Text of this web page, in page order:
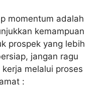
momentum adalah
kemampuan
prospek yang lebih
jangan ragu
melalui proses
: